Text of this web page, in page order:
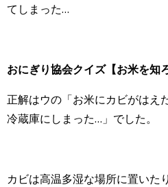
てしまった…
おにぎり協会クイズ【お米を知
正解はウの「お米にカビがは
冷蔵庫にしまった…」でした。
カビは高温多湿な場所に置いた